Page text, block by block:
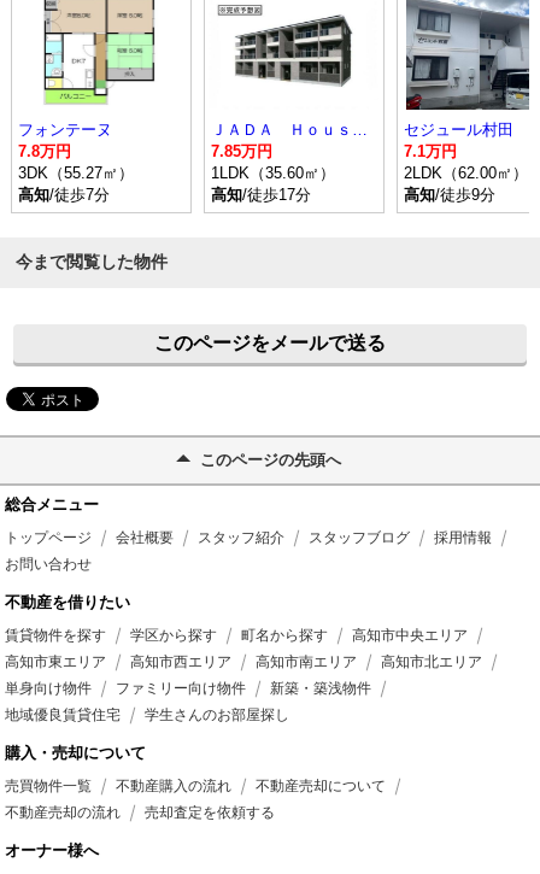
フォンテーヌ
7.8万円
3DK（55.27㎡）
高知/徒歩7分
ＪＡＤＡ Ｈｏｕｓｅ桜井
7.85万円
1LDK（35.60㎡）
高知/徒歩17分
セジュール村田
7.1万円
2LDK（62.00㎡）
高知/徒歩9分
今まで閲覧した物件
このページをメールで送る
このページの先頭へ
総合メニュー
トップページ 会社概要 スタッフ紹介 スタッフブログ
採用情報
お問い合わせ
不動産を借りたい
賃貸物件を探す 学区から探す 町名から探す
高知市中央エリア
高知市東エリア
高知市西エリア 高知市南エリア
高知市北エリア
単身向け物件
ファミリー向け物件
新築・築浅物件
地域優良賃貸住宅
学生さんのお部屋探し
購入・売却について
売買物件一覧 不動産購入の流れ
不動産売却について
不動産売却の流れ
売却査定を依頼する
オーナー様へ